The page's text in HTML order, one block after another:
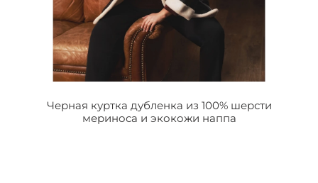
Черная куртка дубленка из 100% шерсти
мериноса и экокожи наппа